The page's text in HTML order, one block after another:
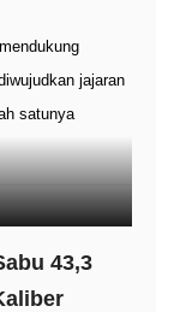
jajaran
satunya
43,3